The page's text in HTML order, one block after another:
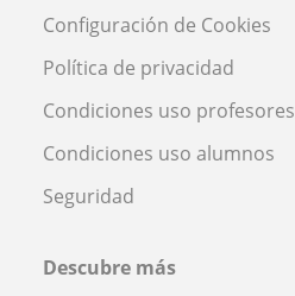
Configuración de Cookies
Política de privacidad
Condiciones uso profesores
Condiciones uso alumnos
Seguridad
Descubre más